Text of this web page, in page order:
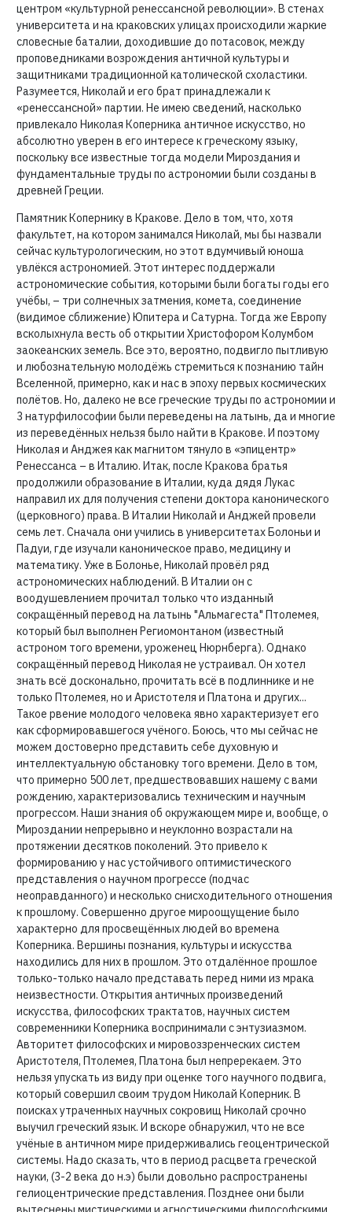
центром «культурной ренессансной революции». В стенах
университета и на краковских улицах происходили жаркие
словесные баталии, доходившие до потасовок, между
проповедниками возрождения античной культуры и
защитниками традиционной католической схоластики.
Разумеется, Николай и его брат принадлежали к
«ренессансной» партии. Не имею сведений, насколько
привлекало Николая Коперника античное искусство, но
абсолютно уверен в его интересе к греческому языку,
поскольку все известные тогда модели Мироздания и
фундаментальные труды по астрономии были созданы в
древней Греции.
Памятник Копернику в Кракове. Дело в том, что, хотя
факультет, на котором занимался Николай, мы бы назвали
сейчас культурологическим, но этот вдумчивый юноша
увлёкся астрономией. Этот интерес поддержали
астрономические события, которыми были богаты годы его
учёбы, – три солнечных затмения, комета, соединение
(видимое сближение) Юпитера и Сатурна. Тогда же Европу
всколыхнула весть об открытии Христофором Колумбом
заокеанских земель. Все это, вероятно, подвигло пытливую
и любознательную молодёжь стремиться к познанию тайн
Вселенной, примерно, как и нас в эпоху первых космических
полётов. Но, далеко не все греческие труды по астрономии и
3 натурфилософии были переведены на латынь, да и многие
из переведённых нельзя было найти в Кракове. И поэтому
Николая и Анджея как магнитом тянуло в «эпицентр»
Ренессанса – в Италию. Итак, после Кракова братья
продолжили образование в Италии, куда дядя Лукас
направил их для получения степени доктора канонического
(церковного) права. В Италии Николай и Анджей провели
семь лет. Сначала они учились в университетах Болоньи и
Падуи, где изучали каноническое право, медицину и
математику. Уже в Болонье, Николай провёл ряд
астрономических наблюдений. В Италии он с
воодушевлением прочитал только что изданный
сокращённый перевод на латынь "Альмагеста" Птолемея,
который был выполнен Региомонтаном (известный
астроном того времени, уроженец Нюрнберга). Однако
сокращённый перевод Николая не устраивал. Он хотел
знать всё досконально, прочитать всё в подлиннике и не
только Птолемея, но и Аристотеля и Платона и других...
Такое рвение молодого человека явно характеризует его
как сформировавшегося учёного. Боюсь, что мы сейчас не
можем достоверно представить себе духовную и
интеллектуальную обстановку того времени. Дело в том,
что примерно 500 лет, предшествовавших нашему с вами
рождению, характеризовались техническим и научным
прогрессом. Наши знания об окружающем мире и, вообще, о
Мироздании непрерывно и неуклонно возрастали на
протяжении десятков поколений. Это привело к
формированию у нас устойчивого оптимистического
представления о научном прогрессе (подчас
неоправданного) и несколько снисходительного отношения
к прошлому. Совершенно другое мироощущение было
характерно для просвещённых людей во времена
Коперника. Вершины познания, культуры и искусства
находились для них в прошлом. Это отдалённое прошлое
только-только начало представать перед ними из мрака
неизвестности. Открытия античных произведений
искусства, философских трактатов, научных систем
современники Коперника воспринимали с энтузиазмом.
Авторитет философских и мировоззренческих систем
Аристотеля, Птолемея, Платона был непререкаем. Это
нельзя упускать из виду при оценке того научного подвига,
который совершил своим трудом Николай Коперник. В
поисках утраченных научных сокровищ Николай срочно
выучил греческий язык. И вскоре обнаружил, что не все
учёные в античном мире придерживались геоцентрической
системы. Надо сказать, что в период расцвета греческой
науки, (3-2 века до н.э) были довольно распространены
гелиоцентрические представления. Позднее они были